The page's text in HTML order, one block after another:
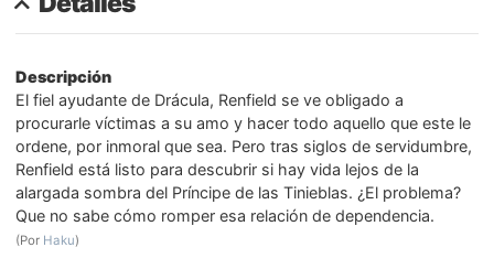
Descripción
El fiel ayudante de Drácula, Renfield se ve obligado a
procurarle víctimas a su amo y hacer todo aquello que este le
ordene, por inmoral que sea. Pero tras siglos de servidumbre,
Renfield está listo para descubrir si hay vida lejos de la
alargada sombra del Príncipe de las Tinieblas. ¿El problema?
Que no sabe cómo romper esa relación de dependencia.
(Por Haku)